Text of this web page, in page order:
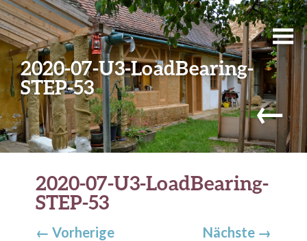
2020-07-U3-LoadBearing-
STEP-53
←
2020-07-U3-LoadBearing-
STEP-53
← Vorherige Nächste →